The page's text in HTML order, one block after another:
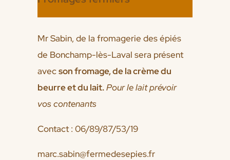
Mr Sabin, de la fromagerie des épiés
de Bonchamp-lès-Laval sera présent
avecson fromage, de la crème du
beurre et du lait. Pour le lait prévoir
vos contenants
Contact : 06/89/87/53/19
marc.sabin@fermedesepies.fr